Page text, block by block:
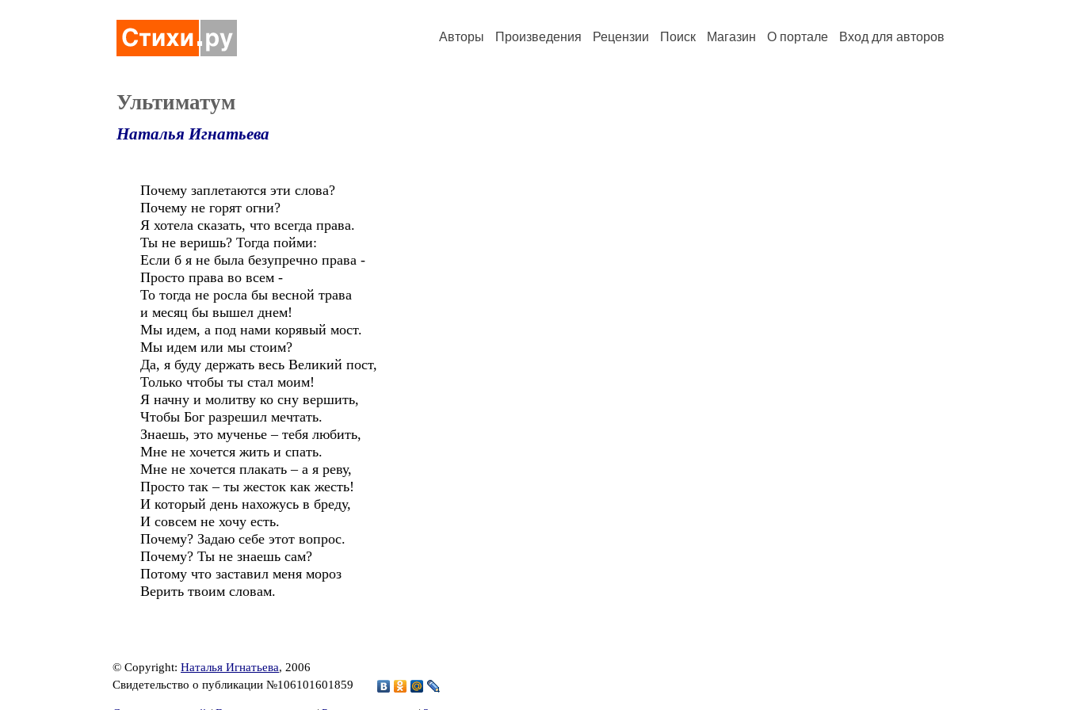
Авторы Произведения Рецензии Поиск Магазин О портале Вход для авторов
Ультиматум
Наталья Игнатьева
Почему заплетаются эти слова?
Почему не горят огни?
Я хотела сказать, что всегда права.
Ты не веришь? Тогда пойми:
Если б я не была безупречно права -
Просто права во всем -
То тогда не росла бы весной трава
и месяц бы вышел днем!
Мы идем, а под нами корявый мост.
Мы идем или мы стоим?
Да, я буду держать весь Великий пост,
Только чтобы ты стал моим!
Я начну и молитву ко сну вершить,
Чтобы Бог разрешил мечтать.
Знаешь, это мученье – тебя любить,
Мне не хочется жить и спать.
Мне не хочется плакать – а я реву,
Просто так – ты жесток как жесть!
И который день нахожусь в бреду,
И совсем не хочу есть.
Почему? Задаю себе этот вопрос.
Почему? Ты не знаешь сам?
Потому что заставил меня мороз
Верить твоим словам.
© Copyright: Наталья Игнатьева, 2006
Свидетельство о публикации №106101601859